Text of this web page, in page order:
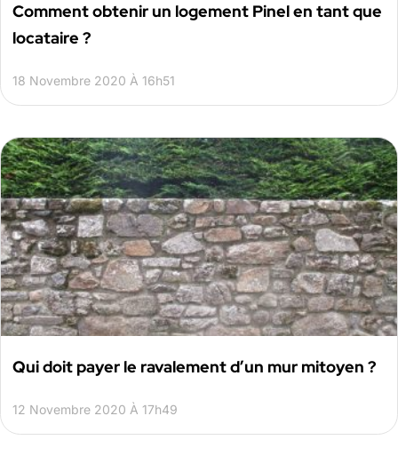
Comment obtenir un logement Pinel en tant que
locataire ?
18 Novembre 2020 À 16h51
Qui doit payer le ravalement d’un mur mitoyen ?
12 Novembre 2020 À 17h49